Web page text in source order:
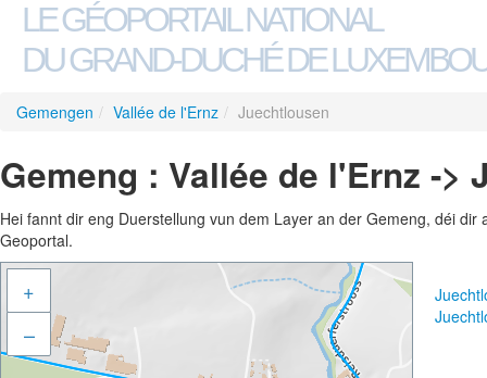
LE GÉOPORTAIL NATIONAL
DU GRAND-DUCHÉ DE
Gemengen / Vallée de l'Ernz / Juechtlousen
Gemeng : Vallée de l'Ernz ->
Hei fannt dir eng Duerstellung vun dem Layer an der Gemeng, déi
Geoportal.
+
–